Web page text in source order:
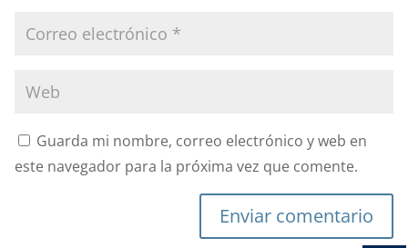
Guarda mi nombre, correo electrónico y web en
este navegador para la próxima vez que comente.
Enviar comentario